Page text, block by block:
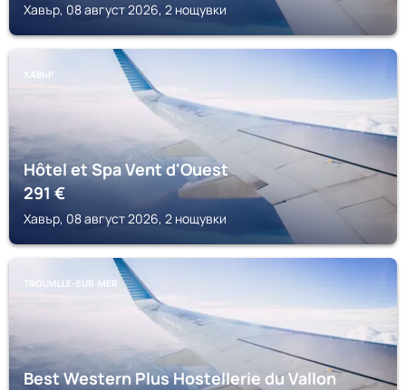
Хавър, 08 август 2026, 2 нощувки
ХАВЪР
Hôtel et Spa Vent d'Ouest
291€
Хавър, 08 август 2026, 2 нощувки
TROUVILLE-SUR-MER
Best Western Plus Hostellerie du Vallon